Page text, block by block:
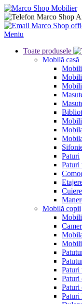
Meniu
Toate produsele
Mobilă casă
Paturi
Paturi
Cuiere
Mobilă copii
Paturi
Paturi
Paturi
Paturi